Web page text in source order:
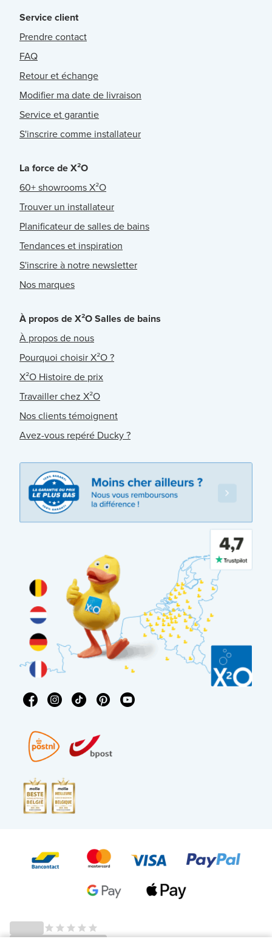
Service client
Prendre contact
FAQ
Retour et échange
Modifier ma date de livraison
Service et garantie
S'inscrire comme installateur
La force de X²O
60+ showrooms X²O
Trouver un installateur
Planificateur de salles de bains
Tendances et inspiration
S'inscrire à notre newsletter
Nos marques
À propos de X²O Salles de bains
À propos de nous
Pourquoi choisir X²O ?
X²O Histoire de prix
Travailler chez X²O
Nos clients témoignent
Avez-vous repéré Ducky ?